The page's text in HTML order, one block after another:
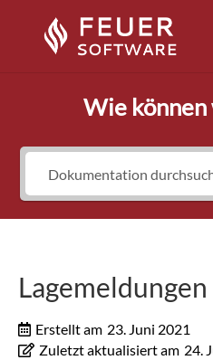
Wie
Lagemeldungen
Erstellt am 23. Juni 2021
Zuletzt aktualisiert am 24.